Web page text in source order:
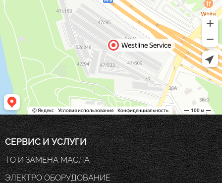
СЕРВИС И УСЛУГИ
ТО И ЗАМЕНА МАСЛА
ЭЛЕКТРО ОБОРУДОВАНИЕ